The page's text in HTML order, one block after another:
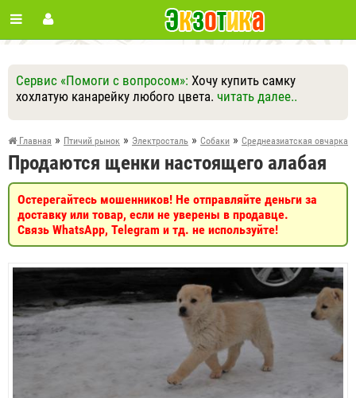
Сервис «Помоги с вопросом»: Хочу купить самку
хохлатую канарейку любого цвета. читать далее..
Ответить Другие вопросы
Задать вопрос
Главная » Птичий рынок » Электросталь » Собаки » Среднеазиатская овчарка
Продаются щенки настоящего алабая
Остерегайтесь мошенников! Не отправляйте деньги за
доставку или товар, если не уверены в продавце.
Связь WhatsApp, Telegram и тд. не используйте!